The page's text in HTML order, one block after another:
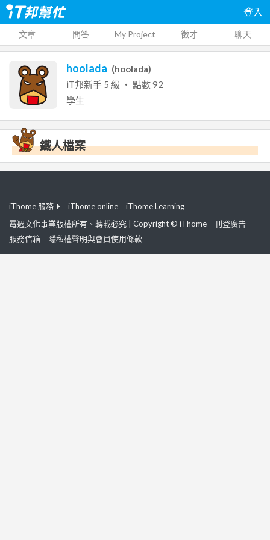
登入
文章 問答 My Project 徵才 聊天
hoolada (hoolada)
iT邦新手 5 級 ‧ 點數92
學生
鐵人檔案
iThome 服務 iThome online
iThome Learning
電週文化事業版權所有、轉載必究 | Copyright © iThome
刊登廣告
服務信箱
隱私權聲明與會員使用條款